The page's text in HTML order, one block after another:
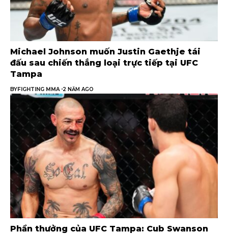
Michael Johnson muốn Justin Gaethje tái
đấu sau chiến thắng loại trực tiếp tại UFC
Tampa
BYFIGHTING MMA 2 NĂM AGO
Phần thưởng của UFC Tampa: Cub Swanson